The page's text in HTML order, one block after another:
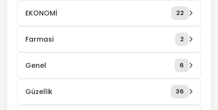
EKONOMİ 22
Farmasi 2
Genel 6
Güzellik 36